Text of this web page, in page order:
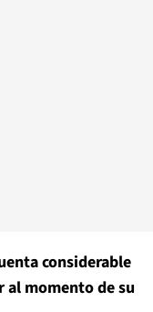
considerable
al momento de su